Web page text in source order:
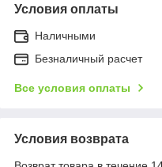
Условия оплаты
Наличными
Безналичный расчет
Все условия оплаты
Условия возврата